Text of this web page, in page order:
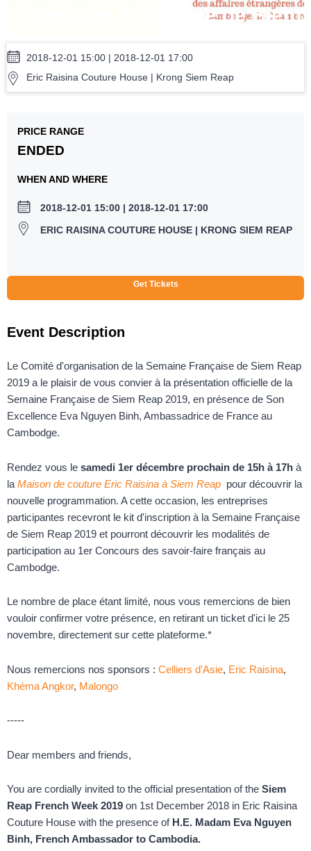
Semaine Française de Siem
Reap 2019
2018-12-01 15:00 | 2018-12-01 17:00
Eric Raisina Couture House | Krong Siem Reap
PRICE RANGE
ENDED
WHEN AND WHERE
2018-12-01 15:00 | 2018-12-01 17:00
ERIC RAISINA COUTURE HOUSE | KRONG SIEM REAP
Get Tickets
Event Description
Le Comité d'organisation de la Semaine Française de Siem Reap
2019 a le plaisir de vous convier à la présentation officielle de la
Semaine Française de Siem Reap 2019, en présence de Son
Excellence Eva Nguyen Binh, Ambassadrice de France au
Cambodge.
Rendez vous le samedi 1er décembre prochain de 15h à 17h à
la Maison de couture Eric Raisina à Siem Reap pour découvrir la
nouvelle programmation. A cette occasion, les entreprises
participantes recevront le kit d'inscription à la Semaine Française
de Siem Reap 2019 et pourront découvrir les modalités de
participation au 1er Concours des savoir-faire français au
Cambodge.
Le nombre de place étant limité, nous vous remercions de bien
vouloir confirmer votre présence, en retirant un ticket d'ici le 25
novembre, directement sur cette plateforme.*
Nous remercions nos sponsors : Celliers d'Asie, Eric Raisina,
Khéma Angkor, Malongo
-----
Dear members and friends,
You are cordially invited to the official presentation of the Siem
Reap French Week 2019 on 1st December 2018 in Eric Raisina
Couture House with the presence of H.E. Madam Eva Nguyen
Binh, French Ambassador to Cambodia.